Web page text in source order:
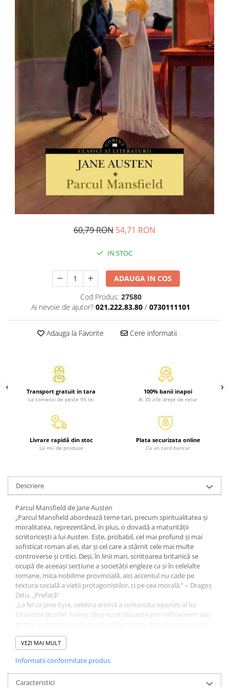
Atlase, dictionare si enciclopedii
Carte prescolara
Dictionare de limba romana
Ghiduri de conversatie
Invatamant gimnazial
Invatamant primar
Invatarea limbilor straine
Povesti si povestiri
Carti in limba engleza
Carti pentru copii
Atlase, dictionare si enciclopedii
Carti pentru copii
Literatura si fictiune
Povesti pentru copii
Atlase, dictionare si enciclopedii
Dictionare de limba romana
Diete si fitness
Diete si alimentatie sanatoasa
Diverse
Diverse
Feng Shui
Medicina alternativa
Sa nu razi :((
Drept
Legislatie
Fictiune
Actiune si Aventura
Actiune,aventura
Clasici
Fantasy
Istorica
Literatura de divertisment
60,79 RON 54,71 RON
IN STOC
ADAUGA IN COS
Cod Produs: 27580
Ai nevoie de ajutor? 021.222.83.80 / 0730111101
Adauga la Favorite Cere informatii
Transport gratuit in tara
La comenzi de peste 95 lei
100% banii inapoi
Ai 30 zile drept de retur
Livrare rapidă din stoc
La mii de produse
Plata securizata online
Cu un card bancar
Descriere
Parcul Mansfield de Jane Austen
„Parcul Mansfield abordează teme tari, precum spiritualitatea și
moralitatea, reprezentând, în plus, o dovadă a maturității
scriitoricești a lui Austen. Este, probabil, cel mai profund și mai
sofisticat roman al ei, dar și cel care a stârnit cele mai multe
controverse și critici. Deși, în linii mari, scriitoarea britanică se
ocupă de aceeași secțiune a societății engleze ca și în celelalte
romane, mica nobilime provincială, aici accentul nu cade pe
textura socială a vieții protagoniștilor, ci pe cea morală.” – Dragoș
Zetu, „Prefață”
„La fel ca Jane Eyre, celebra eroină a romanului eponim al lui
Charlotte Brontë, Fanny, deși nu strălucește prin rafinament sau
atentă a consecințelor faptelor ei, ambele personaje ascultând
mereu de vocea conștiinței și nu de cea a sentimentelor
Austen la excesele romantismului, curent care exagera
importanța sentimentelor. Mai mult decât atât, Fanny nu
urmărește diferitele tipuri de recompense sociale la care aproape
VEZI MAI MULT
Informatii conformitate produs
Caracteristici